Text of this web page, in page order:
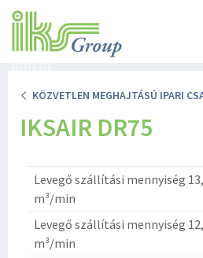
KÖZVETLEN MEGHAJTÁSÚ IPARI
IKSAIR DR75
Levegő szállítási mennyiség
m³/min
Levegő szállítási mennyiség
m³/min